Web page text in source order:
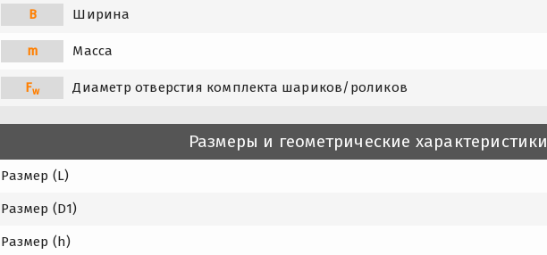
B Ширина
m Масса
Fw Диаметр отверстия комплекта шариков/роликов
Размеры и геометрические характеристики
Размер (L)
Размер (D1)
Размер (h)